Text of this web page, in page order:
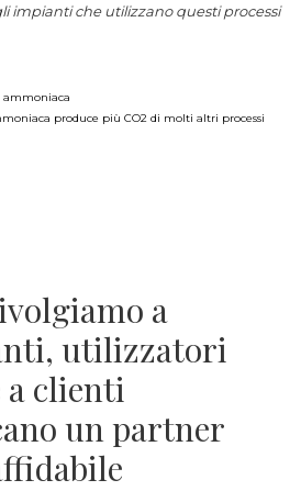
impianti che utilizzano questi processi
produce più CO2 di molti altri processi
a
utilizzatori
a clienti
un partner